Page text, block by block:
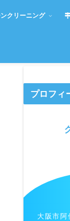
クリーニング
プロフィ
大阪市阿